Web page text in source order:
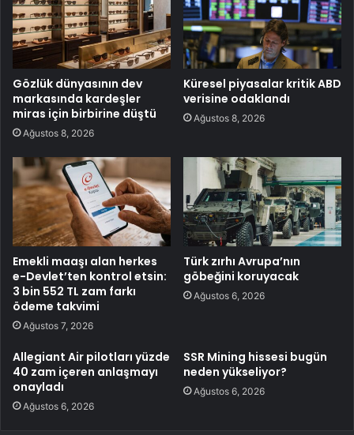
Gözlük dünyasının dev
markasında kardeşler
miras için birbirine düştü
Ağustos 8, 2026
Küresel piyasalar kritik ABD
verisine odaklandı
Ağustos 8, 2026
Emekli maaşı alan herkes
e-Devlet’ten kontrol etsin:
3 bin 552 TL zam farkı
ödeme takvimi
Ağustos 7, 2026
Türk zırhı Avrupa’nın
göbeğini koruyacak
Ağustos 6, 2026
Allegiant Air pilotları yüzde
40 zam içeren anlaşmayı
onayladı
Ağustos 6, 2026
SSR Mining hissesi bugün
neden yükseliyor?
Ağustos 6, 2026